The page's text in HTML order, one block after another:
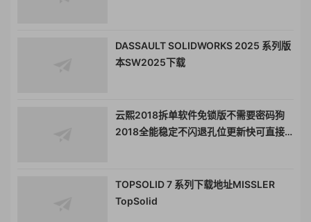
DASSAULT SOLIDWORKS 2025 系列版
本SW2025下载
云熙2018拆单软件免锁版不需要密码狗
2018全能稳定不闪退孔位更新快可直接
TOPSOLID 7 系列下载地址MISSLER
TopSolid